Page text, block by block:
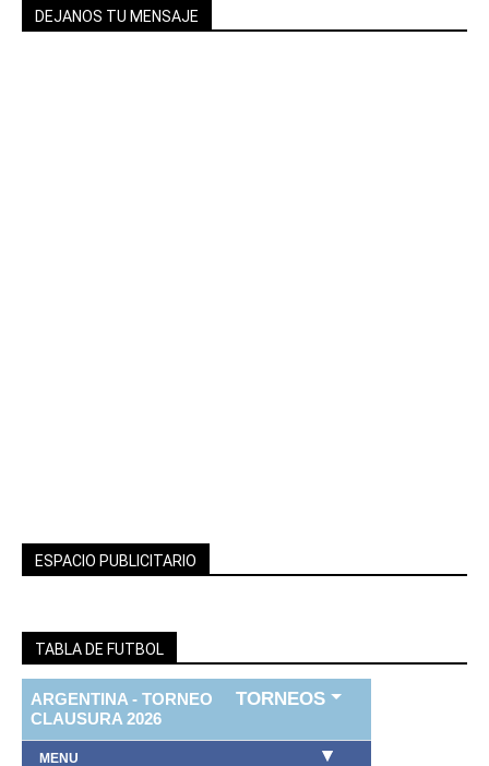
DEJANOS TU MENSAJE
ESPACIO PUBLICITARIO
TABLA DE FUTBOL